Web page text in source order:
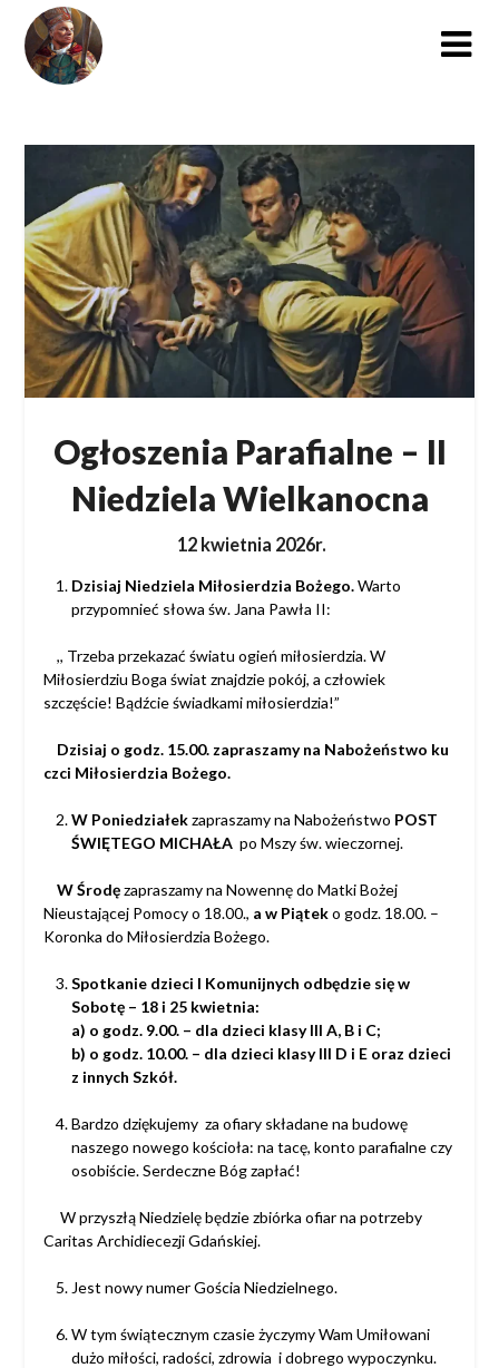
content
Ogłoszenia Parafialne – II
Niedziela Wielkanocna
12 kwietnia 2026r.
Dzisiaj Niedziela Miłosierdzia Bożego.Warto
przypomnieć słowa św. Jana Pawła II:
,, Trzeba przekazać światu ogień miłosierdzia. W
Miłosierdziu Boga świat znajdzie pokój, a człowiek
szczęście! Bądźcie świadkami miłosierdzia!”
Dzisiaj o godz. 15.00. zapraszamy na Nabożeństwo ku
czci Miłosierdzia Bożego.
W Poniedziałekzapraszamy na Nabożeństwo POST
ŚWIĘTEGO MICHAŁA po Mszy św. wieczornej.
W Środęzapraszamy na Nowennę do Matki Bożej
Nieustającej Pomocy o 18.00., a w Piątek o godz. 18.00. –
Koronka do Miłosierdzia Bożego.
Spotkanie dzieci I Komunijnych odbędzie się w
Sobotę – 18 i 25 kwietnia:
a) o godz. 9.00. – dla dzieci klasy III A, B i C;
b) o godz. 10.00. – dla dzieci klasy III D i E oraz dzieci
z innych Szkół.
Bardzo dziękujemy za ofiary składane na budowę
naszego nowego kościoła: na tacę, konto parafialne czy
osobiście. Serdeczne Bóg zapłać!
W przyszłą Niedzielę będzie zbiórka ofiar na potrzeby
Caritas Archidiecezji Gdańskiej.
Jest nowy numer Gościa Niedzielnego.
W tym świątecznym czasie życzymy Wam Umiłowani
dużo miłości, radości, zdrowia i dobrego wypoczynku.